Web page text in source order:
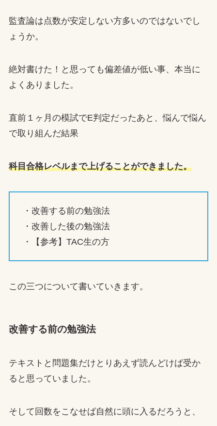
監査論は点数が安定しない方多いのではないでし
ょうか。
絶対書けた！と思っても偏差値が低い事、本当に
よくありました。
直前１ヶ月の模試でE判定だったあと、悩んで悩ん
で取り組んだ結果
科目合格レベルまで上げることができました。
・改善する前の勉強法
・改善した後の勉強法
・【参考】TAC生の方
この三つについて書いていきます。
改善する前の勉強法
テキストと問題集だけとりあえず読んどけば受か
ると思っていました。
そして回数をこなせば自然に頭に入るだろうと、